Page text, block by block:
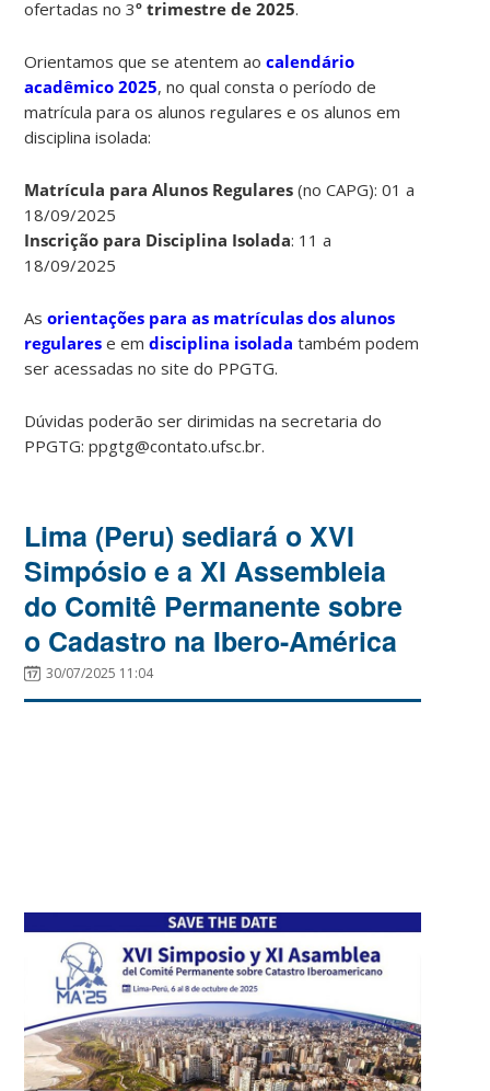
ofertadas no 3º trimestre de 2025.
Orientamos que se atentem aocalendário
acadêmico 2025, no qual consta o período de
matrícula para os alunos regulares e os alunos em
disciplina isolada:
Matrícula para Alunos Regulares (no CAPG): 01 a
18/09/2025
Inscrição para Disciplina Isolada: 11 a
18/09/2025
Asorientações para as matrículas dos alunos
regulares e emdisciplina isolada também podem
ser acessadas no site do PPGTG.
Dúvidas poderão ser dirimidas na secretaria do
PPGTG: ppgtg@contato.ufsc.br.
Lima (Peru) sediará o XVI
Simpósio e a XI Assembleia
do Comitê Permanente sobre
o Cadastro na Ibero-América
30/07/2025 11:04